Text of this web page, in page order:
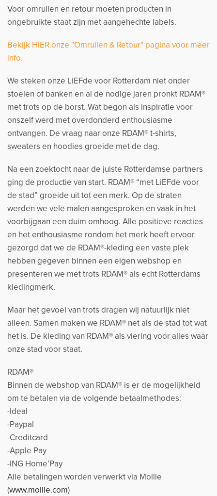
Voor omruilen en retour moeten producten in
ongebruikte staat zijn met aangehechte labels.
Bekijk HIER onze "Omruilen & Retour" pagina voor meer
info.
We steken onze LiEFde voor Rotterdam niet onder
stoelen of banken en al de nodige jaren pronkt RDAM®
met trots op de borst. Wat begon als inspiratie voor
onszelf werd met overdonderd enthousiasme
ontvangen. De vraag naar onze RDAM® t-shirts,
sweaters en hoodies groeide met de dag.
Na een zoektocht naar de juiste Rotterdamse partners
ging de productie van start. RDAM® “met LiEFde voor
de stad” groeide uit tot een merk. Op de straten
werden we vele malen aangesproken en vaak in het
voorbijgaan een duim omhoog. Alle positieve reacties
en het enthousiasme rondom het merk heeft ervoor
gezorgd dat we de RDAM®-kleding een vaste plek
hebben gegeven binnen een eigen webshop en
presenteren we met trots RDAM® als echt Rotterdams
kledingmerk.
Maar het gevoel van trots dragen wij natuurlijk niet
alleen. Samen maken we RDAM® net als de stad tot wat
het is. De kleding van RDAM® als viering voor alles waar
onze stad voor staat.
RDAM®
Binnen de webshop van RDAM® is er de mogelijkheid
om te betalen via de volgende betaalmethodes:
-Ideal
-Paypal
-Creditcard
-Apple Pay
-ING Home’Pay
Alle betalingen worden verwerkt via Mollie
(www.mollie.com)